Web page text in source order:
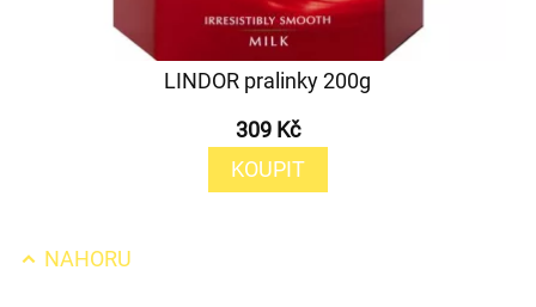
LINDOR pralinky 200g
309 Kč
KOUPIT
NAHORU